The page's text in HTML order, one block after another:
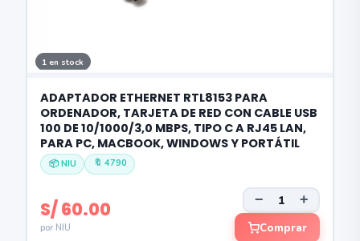
1 en stock
ADAPTADOR ETHERNET RTL8153 PARA
ORDENADOR, TARJETA DE RED CON CABLE USB
100 DE 10/1000/3,0 MBPS, TIPO C A RJ45 LAN,
PARA PC, MACBOOK, WINDOWS Y PORTÁTIL
📦 NIU 🔖 4790
S/ 60.00
por NIU
− +
Comprar